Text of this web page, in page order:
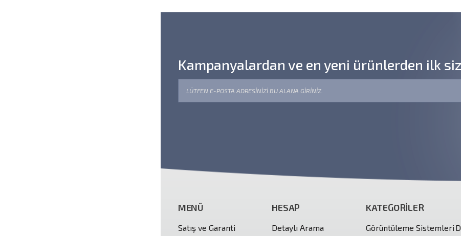
Kampanyalardan ve en yeni ürünlerden ilk
MENÜ
Satış ve Garanti
HESAP
Detaylı Arama
KATEGORİLER
Görüntüleme Sistemleri